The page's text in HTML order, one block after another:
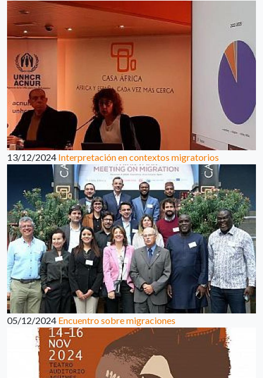
13/12/2024 Interpretación en contextos migratorios
05/12/2024 Encuentro sobre migraciones